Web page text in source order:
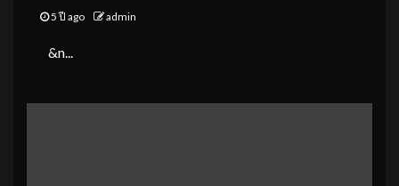
5 ปี ago admin
&n...